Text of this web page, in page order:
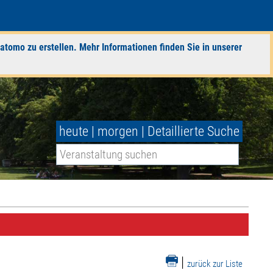
zu erstellen. Mehr Informationen finden Sie in unserer
heute | morgen | Detaillierte Suche
| zurück zur Liste